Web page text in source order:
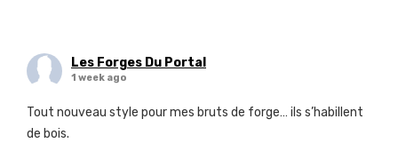
Les Forges Du Portal
1 week ago
Tout nouveau style pour mes bruts de forge… ils s’habillent
de bois.